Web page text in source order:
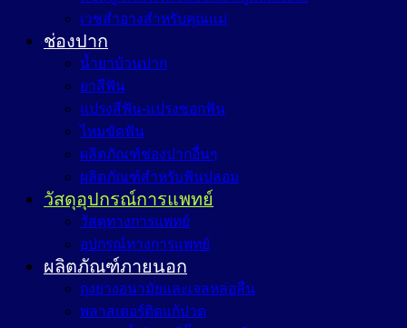
เวชสำอางสำหรับคุณแม่
ช่องปาก
น้ำยาบ้วนปาก
ยาสีฟัน
แปรงสีฟัน-แปรงซอกฟัน
ไหมขัดฟัน
ผลิตภัณฑ์ช่องปากอื่นๆ
ผลิตภัณฑ์สำหรับฟันปลอม
วัสดุอุปกรณ์การแพทย์
วัสดุทางการแพทย์
อุปกรณ์ทางการแพทย์
ผลิตภัณฑ์ภายนอก
ถุงยางอนามัยและเจลหล่อลื่น
พลาสเตอร์ติดแก้ปวด